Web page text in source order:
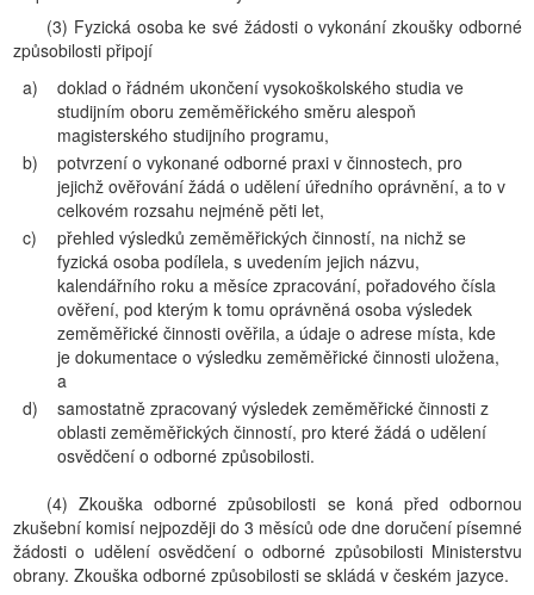
(3) Fyzická osoba ke své žádosti o vykonání zkoušky odborné
způsobilosti připojí
a)
doklad o řádném ukončení vysokoškolského studia ve
studijním oboru zeměměřického směru alespoň
magisterského studijního programu,
b)
potvrzení o vykonané odborné praxi v činnostech, pro
jejichž ověřování žádá o udělení úředního oprávnění, a to v
celkovém rozsahu nejméně pěti let,
c)
přehled výsledků zeměměřických činností, na nichž se
fyzická osoba podílela, s uvedením jejich názvu,
kalendářního roku a měsíce zpracování, pořadového čísla
ověření, pod kterým k tomu oprávněná osoba výsledek
zeměměřické činnosti ověřila, a údaje o adrese místa, kde
je dokumentace o výsledku zeměměřické činnosti uložena,
a
d)
samostatně zpracovaný výsledek zeměměřické činnosti z
oblasti zeměměřických činností, pro které žádá o udělení
osvědčení o odborné způsobilosti.
(4) Zkouška odborné způsobilosti se koná před odbornou
zkušební komisí nejpozději do 3 měsíců ode dne doručení písemné
žádosti o udělení osvědčení o odborné způsobilosti Ministerstvu
obrany. Zkouška odborné způsobilosti se skládá v českém jazyce.